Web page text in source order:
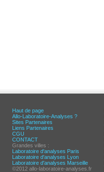
Haut de page
Allo-Laboratoire-Analyses ?
Sites Partenaires
Liens Partenaires
CGU
CONTACT
Grandes villes :
Laboratoire d'analyses Paris
Laboratoire d'analyses Lyon
Laboratoire d'analyses Marseille
©2012 allo-laboratoire-analyses.fr